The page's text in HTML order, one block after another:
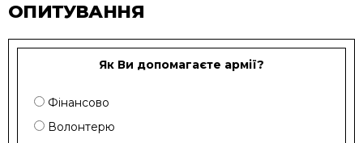
ОПИТУВАННЯ
Як Ви допомагаєте армії?
Фінансово
Волонтерю